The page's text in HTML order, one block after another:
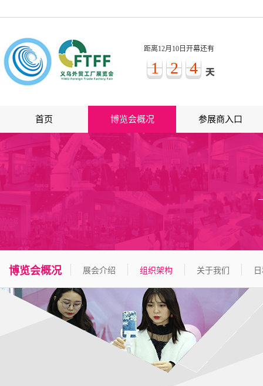
距离12月10日开幕还有
1 2 4
首页 博览会概况 参展商入口
博览会概况 展会介绍 组织架构 关于我们